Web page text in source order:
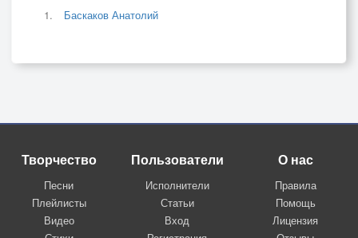
Баскаков Анатолий
Творчество
Песни
Плейлисты
Видео
Пользователи
Исполнители
Статьи
Вход
О нас
Правила
Помощь
Лицензия